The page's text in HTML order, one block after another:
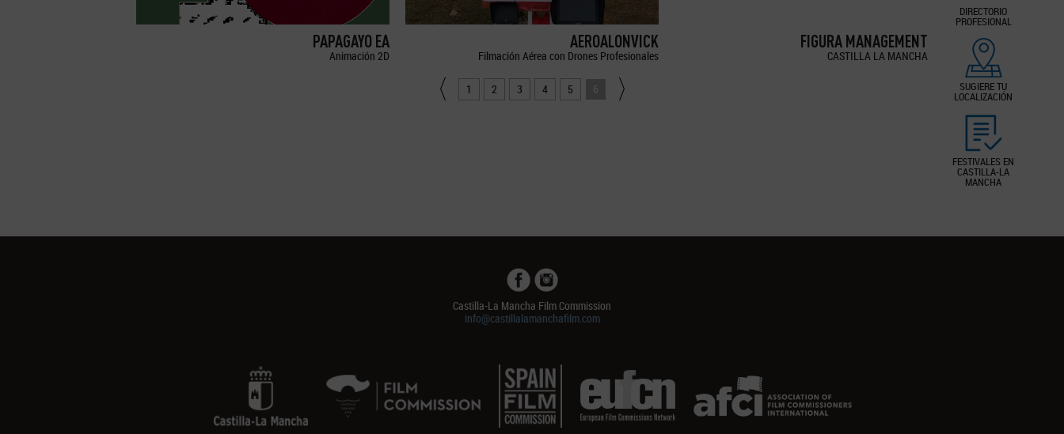
DIRECTORIO
PROFESIONAL
SUGIERE TU
LOCALIZACIÓN
FESTIVALES EN
CASTILLA-LA
MANCHA
PAPAGAYO EA
Animación 2D
AEROALONVICK
Filmación Aérea con Drones Profesionales
FIGURA MANAGEMENT
CASTILLA LA MANCHA
1 2 3 4 5 6
Castilla-La Mancha Film Commission
info@castillalamanchafilm.com